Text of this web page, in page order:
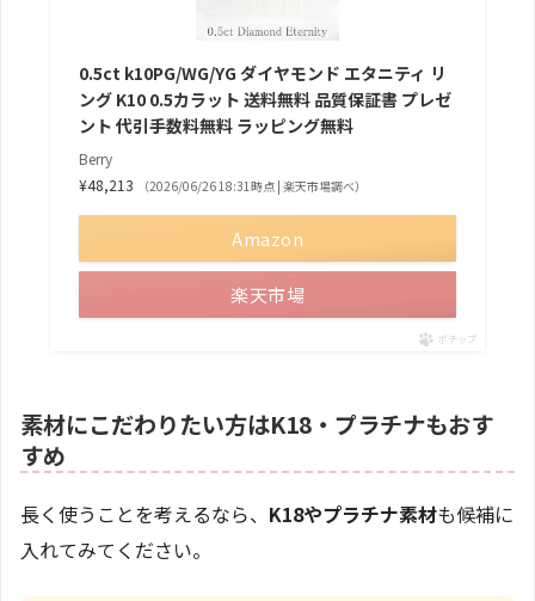
0.5ct k10PG/WG/YG ダイヤモンド エタニティ リ
ング K10 0.5カラット 送料無料 品質保証書 プレゼ
ント 代引手数料無料 ラッピング無料
Berry
¥48,213
（2026/06/26 18:31時点 | 楽天市場調べ）
Amazon
楽天市場
ポチップ
素材にこだわりたい方はK18・プラチナもおす
すめ
長く使うことを考えるなら、 K18やプラチナ素材も候補に
入れてみてください。